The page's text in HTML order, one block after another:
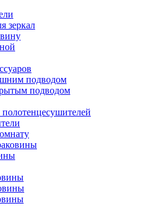
зеркал
подводом
подводом